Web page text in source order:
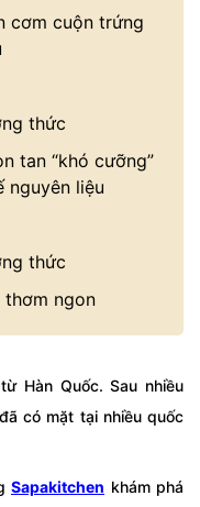
cơm cuộn trứng
thức
tan “khó cưỡng”
nguyên liệu
thức
thơm ngon
Hàn Quốc. Sau nhiều
có mặt tại nhiều quốc
Sapakitchen khám phá